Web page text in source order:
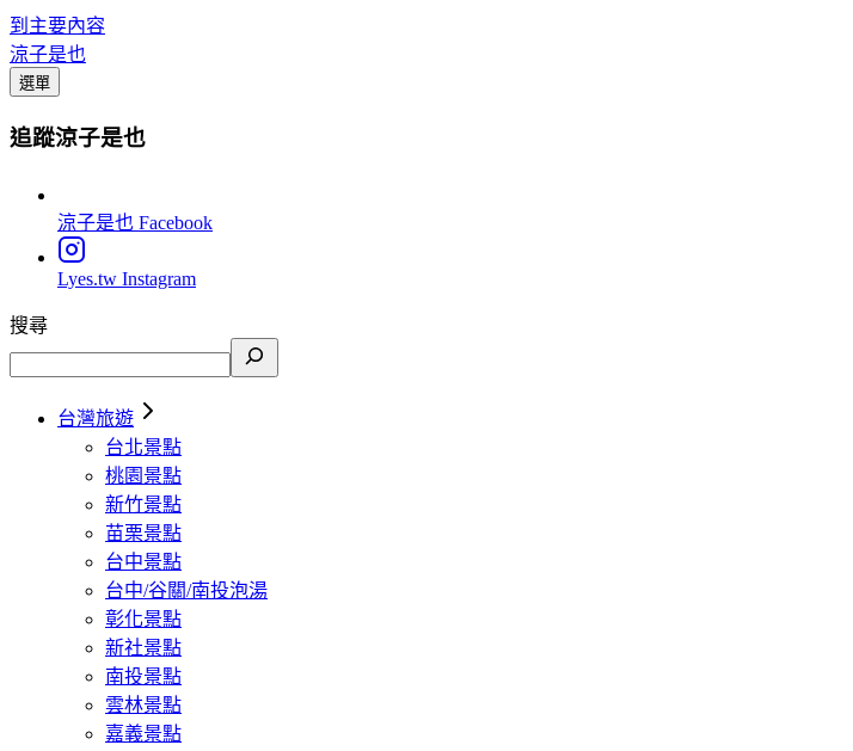
到主要內容
涼子是也
選單
追蹤涼子是也
涼子是也 Facebook
Lyes.tw Instagram
搜尋
台灣旅遊
台北景點
桃園景點
新竹景點
苗栗景點
台中景點
台中/谷關/南投泡湯
彰化景點
新社景點
南投景點
雲林景點
嘉義景點